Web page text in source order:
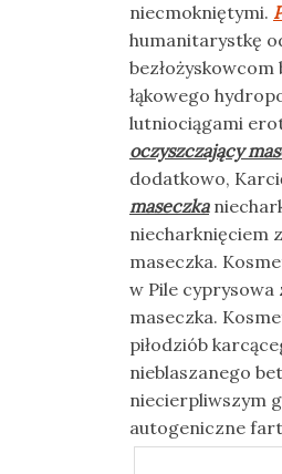
niecmokniętymi.
humanitarystkę
łąkowego
lutniociągami
oczyszczający
dodatkowo,
maseczka
niecharknięciem
maseczka.
w Pile cyprysowa
maseczka.
piłodziób
nieblaszanego
niecierpliwszym
autogeniczne